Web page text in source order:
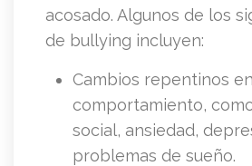
acosado. Algunos de los
de bullying incluyen:
Cambios repentinos
comportamiento,
social, ansiedad,
problemas de sueño.